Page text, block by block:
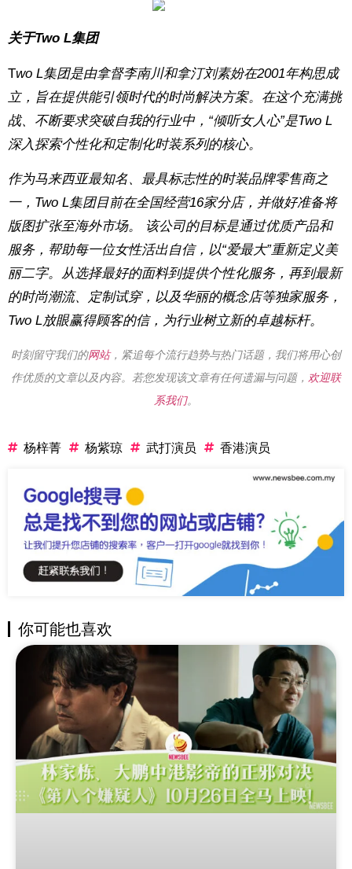
关于Two L集团
Two L集团是由拿督李南川和拿汀刘素妢在2001年构思成
立，旨在提供能引领时代的时尚解决方案。在这个充满挑
战、不断要求突破自我的行业中，“倾听女人心”是Two L
深入探索个性化和定制化时装系列的核心。
作为马来西亚最知名、最具标志性的时装品牌零售商之
一，Two L集团目前在全国经营16家分店，并做好准备将
版图扩张至海外市场。 该公司的目标是通过优质产品和
服务，帮助每一位女性活出自信，以“爱最大”重新定义美
丽二字。从选择最好的面料到提供个性化服务，再到最新
的时尚潮流、定制试穿，以及华丽的概念店等独家服务，
Two L放眼赢得顾客的信，为行业树立新的卓越标杆。
时刻留守我们的网站，紧追每个流行趋势与热门话题，我们将用心创
作优质的文章以及内容。若您发现该文章有任何遗漏与问题， 欢迎联
系我们。
杨梓菁 杨紫琼 武打演员 香港演员
你可能也喜欢